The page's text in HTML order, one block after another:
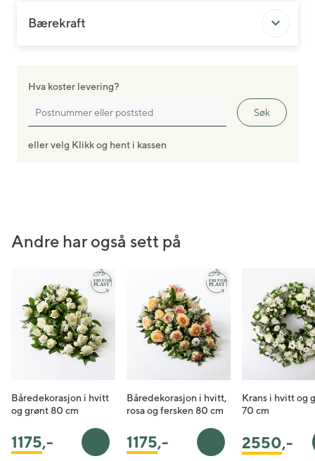
Bærekraft
Hva koster levering?
Søk
eller velg Klikk og hent i kassen
Andre har også sett på
Båredekorasjon i hvitt
og grønt 80 cm
1175,- Legg i handlekurv
Båredekorasjon i hvitt,
rosa og fersken 80 cm
1175,- Legg i handlekurv
Krans i hvitt og
70 cm
2550,-